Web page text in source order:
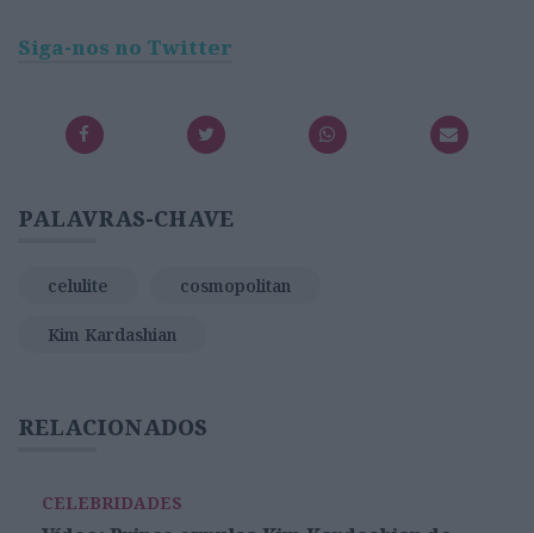
Siga-nos no Twitter
PALAVRAS-CHAVE
celulite cosmopolitan
Kim Kardashian
RELACIONADOS
CELEBRIDADES